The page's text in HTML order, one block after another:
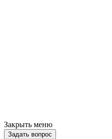
Закрыть меню
Задать вопрос